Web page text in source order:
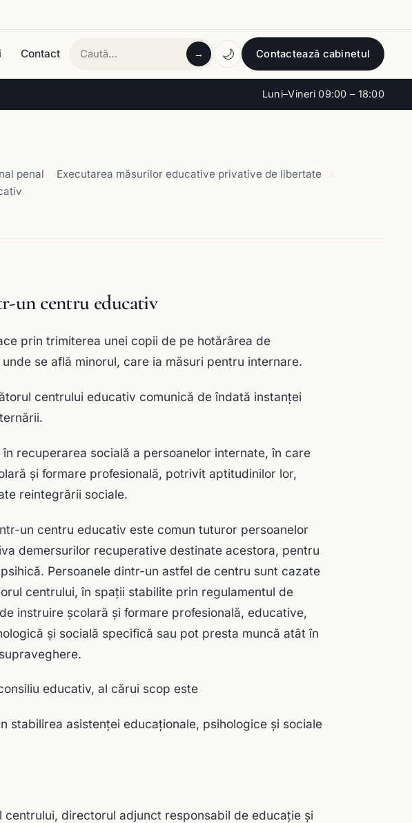
Luni–Vineri 09:00 – 18:00
Contact → 🌙 Contactează cabinetul
penal
Executarea măsurilor educative privative de libertate
un centru educativ
prin trimiterea unei copii de pe hotărârea de
se află minorul, care ia măsuri pentru internare.
centrului educativ comunică de îndată instanţei
recuperarea socială a persoanelor internate, în care
şi formare profesională, potrivit aptitudinilor lor,
reintegrării sociale.
un centru educativ este comun tuturor persoanelor
demersurilor recuperative destinate acestora, pentru
Persoanele dintr-un astfel de centru sunt cazate
centrului, în spaţii stabilite prin regulamentul de
instruire şcolară şi formare profesională, educative,
şi socială specifică sau pot presta muncă atât în
educativ, al cărui scop este
stabilirea asistenței educaţionale, psihologice şi sociale
directorul adjunct responsabil de educaţie şi